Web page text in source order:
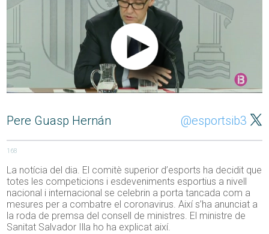
Pere Guasp Hernán @esportsib3
168
La notícia del dia. El comitè superior d’esports ha decidit que
totes les competicions i esdeveniments esportius a nivell
nacional i internacional se celebrin a porta tancada com a
mesures per a combatre el coronavirus. Així s’ha anunciat a
la roda de premsa del consell de ministres. El ministre de
Sanitat Salvador Illa ho ha explicat així.